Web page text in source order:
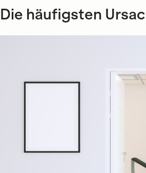
Die häufigsten